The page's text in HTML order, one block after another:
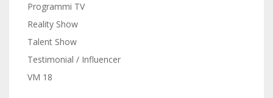
Programmi TV
Reality Show
Talent Show
Testimonial / Influencer
VM 18